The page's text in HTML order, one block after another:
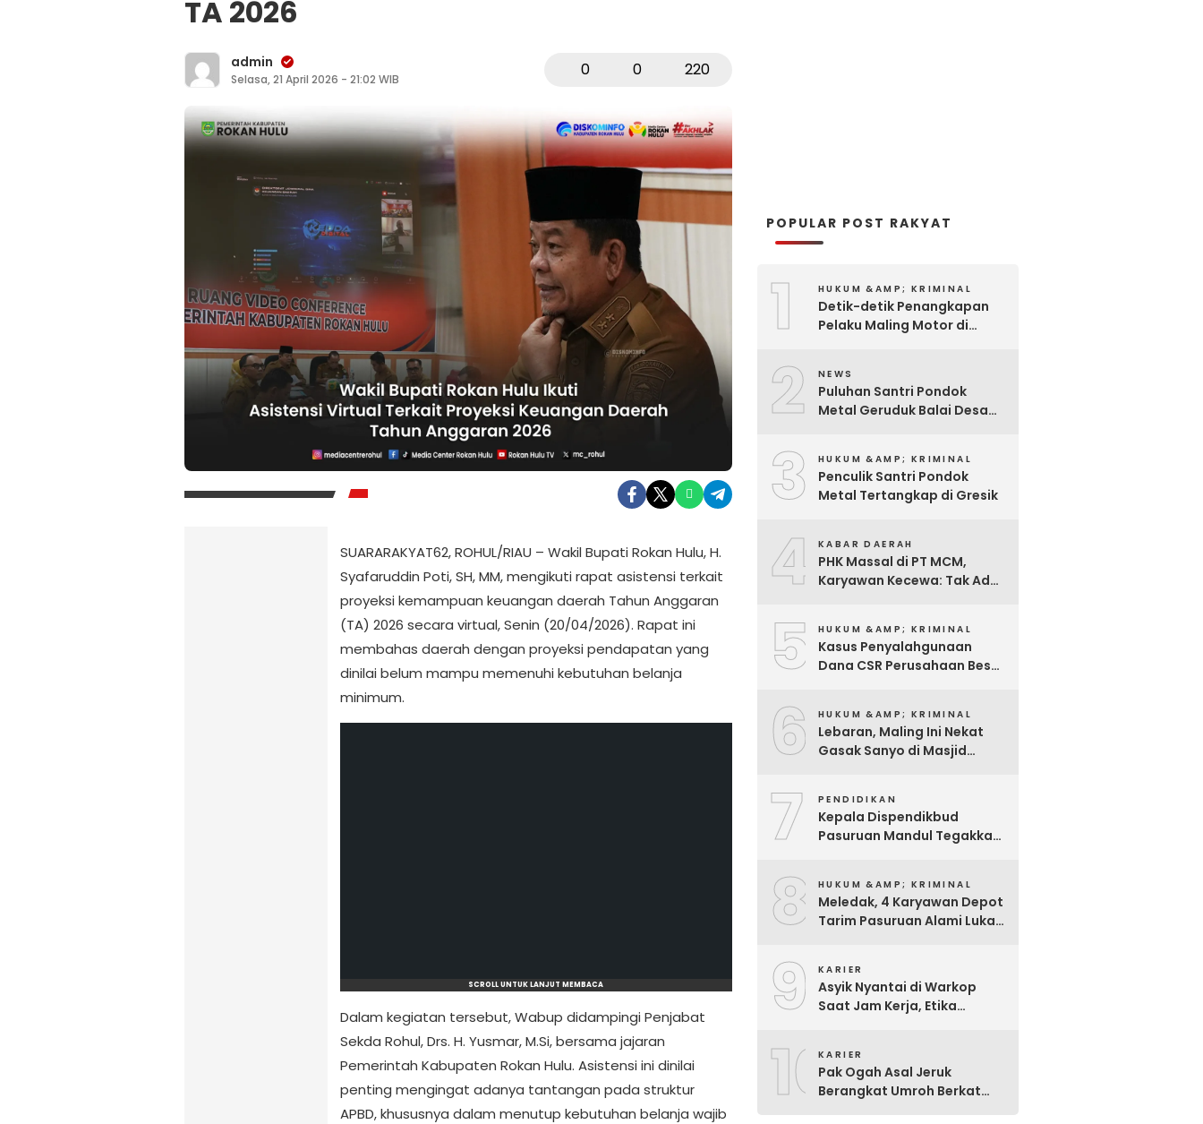
TA 2026
admin
Selasa, 21 April 2026 - 21:02 WIB 0 0 220
SUARARAKYAT62, ROHUL/RIAU – Wakil Bupati Rokan Hulu, H.
Syafaruddin Poti, SH, MM, mengikuti rapat asistensi terkait
proyeksi kemampuan keuangan daerah Tahun Anggaran
(TA) 2026 secara virtual, Senin (20/04/2026). Rapat ini
membahas daerah dengan proyeksi pendapatan yang
dinilai belum mampu memenuhi kebutuhan belanja
minimum.
SCROLL UNTUK LANJUT MEMBACA
Dalam kegiatan tersebut, Wabup didampingi Penjabat
Sekda Rohul, Drs. H. Yusmar, M.Si, bersama jajaran
Pemerintah Kabupaten Rokan Hulu. Asistensi ini dinilai
penting mengingat adanya tantangan pada struktur
APBD, khususnya dalam menutup kebutuhan belanja wajib
POPULAR POST RAKYAT
1 HUKUM &AMP; KRIMINAL
Detik-detik Penangkapan
Pelaku Maling Motor di
2 NEWS
Puluhan Santri Pondok
Metal Geruduk Balai Desa
3 HUKUM &AMP; KRIMINAL
Penculik Santri Pondok
Metal Tertangkap di Gresik
4 KABAR DAERAH
PHK Massal di PT MCM,
Karyawan Kecewa: Tak Ada
5 HUKUM &AMP; KRIMINAL
Kasus Penyalahgunaan
Dana CSR Perusahaan Besar
6 HUKUM &AMP; KRIMINAL
Lebaran, Maling Ini Nekat
Gasak Sanyo di Masjid
7 PENDIDIKAN
Kepala Dispendikbud
Pasuruan Mandul Tegakkan
8 HUKUM &AMP; KRIMINAL
Meledak, 4 Karyawan Depot
Tarim Pasuruan Alami Luka
9 KARIER
Asyik Nyantai di Warkop
Saat Jam Kerja, Etika
10KARIER
Pak Ogah Asal Jeruk
Berangkat Umroh Berkat